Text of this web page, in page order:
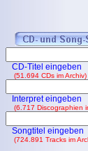
CD-Titel eingeben
(51.694 CDs im Archiv)
Interpret eingeben
(6.717 Discographien
Songtitel eingeben
(724.891 Tracks im